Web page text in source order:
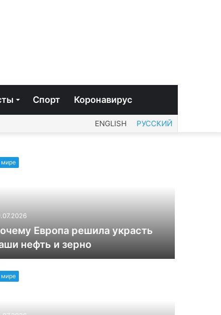
Спорт Коронавирус
ENGLISH РУССКИЙ
мире
Европа решила украсть
нефть и зерно
мире